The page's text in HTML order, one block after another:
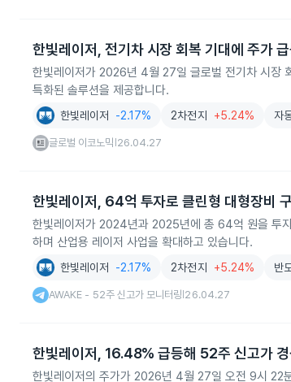
한빛레이저, 전기차 시장 회복 기대에 주가
한빛레이저가 2026년 4월 27일 글로벌 전기차 시장
특화된 솔루션을 제공합니다.
한빛레이저 -2.17% 2차전지 +5.24% 자
글로벌 이코노믹 26.04.27
한빛레이저, 64억 투자로 클린형 대형장비
한빛레이저가 2024년과 2025년에 총 64억 원을 투
하며 산업용 레이저 사업을 확대하고 있습니다.
한빛레이저 -2.17% 2차전지 +5.24% 반
AWAKE - 52주 신고가 모니터링 26.04.27
한빛레이저, 16.48% 급등해 52주 신고가 경
한빛레이저의 주가가 2026년 4월 27일 오전 9시 22